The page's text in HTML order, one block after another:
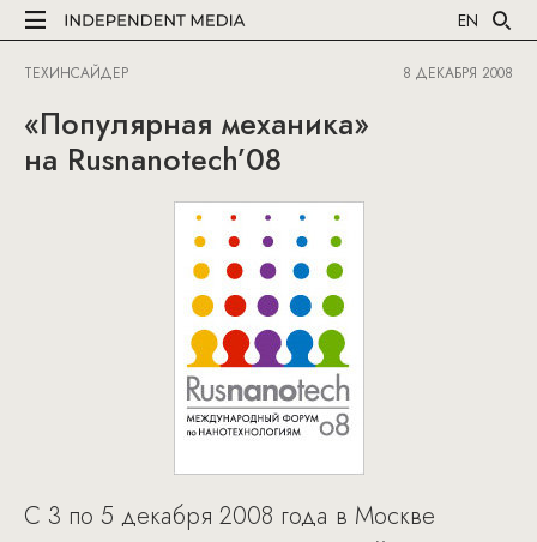
EN
ТЕХИНСАЙДЕР 8 ДЕКАБРЯ 2008
«Популярная механика»
на Rusnanotech’08
С 3 по 5 декабря 2008 года в Москве